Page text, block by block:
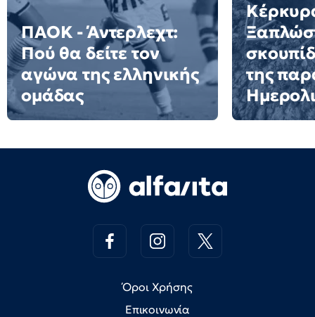
ΠΑΟΚ - Άντερλεχτ:
Πού θα δείτε τον
αγώνα της ελληνικής
ομάδας
της
Όροι Χρήσης
Επικοινωνία